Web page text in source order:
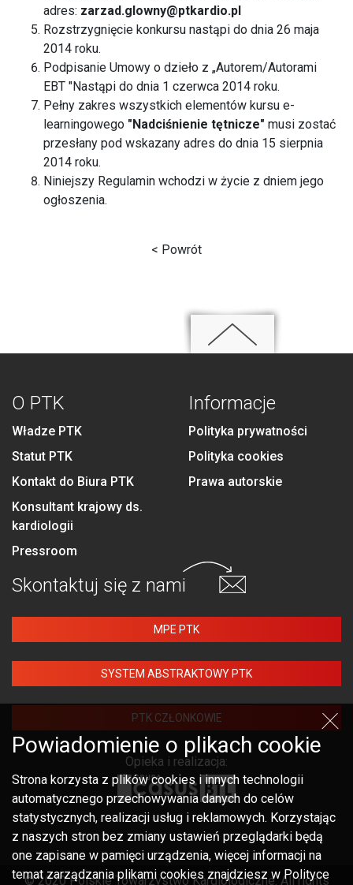
adres: zarzad.glowny@ptkardio.pl
Rozstrzygnięcie konkursu nastąpi do dnia 26 maja
2014 roku.
Podpisanie Umowy o dzieło z „Autorem/Autorami
EBT "Nastąpi do dnia 1 czerwca 2014 roku.
Pełny zakres wszystkich elementów kursu e-
learningowego "Nadciśnienie tętnicze" musi zostać
przesłany pod wskazany adres do dnia 15 sierpnia
2014 roku.
Niniejszy Regulamin wchodzi w życie z dniem jego
ogłoszenia.
< Powrót
O PTK
Władze PTK
Statut PTK
Kontakt do Biura PTK
Konsultant krajowy ds.
kardiologii
Pressroom
Informacje
Polityka prywatności
Polityka cookies
Prawa autorskie
Skontaktuj się z nami
MPE PTK
SYSTEM ABSTRAKTOWY PTK
PTK CZŁONKOWIE
Opieka i realizacja:
© 2020 Polskie Towarzystwo Kardiologiczne. All rights
Powiadomienie o plikach cookie
Strona korzysta z plików cookies i innych technologii
automatycznego przechowywania danych do celów
statystycznych, realizacji usług i reklamowych. Korzystając
z naszych stron bez zmiany ustawień przeglądarki będą
one zapisane w pamięci urządzenia, więcej informacji na
temat zarządzania plikami cookies znajdziesz w Polityce